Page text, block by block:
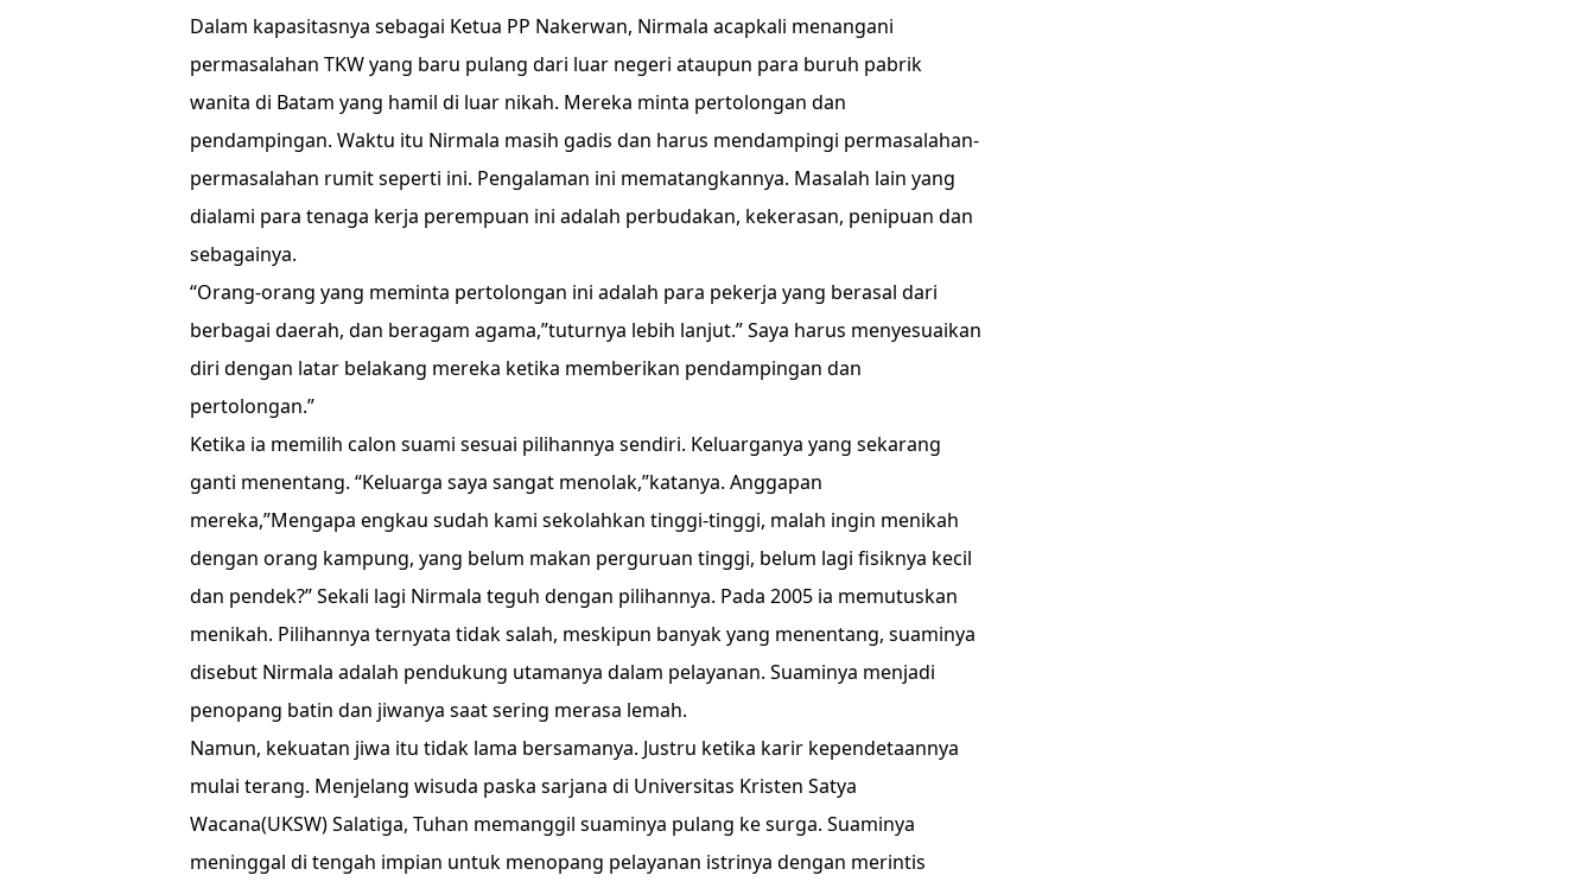
Dalam kapasitasnya sebagai Ketua PP Nakerwan, Nirmala acapkali menangani
permasalahan TKW yang baru pulang dari luar negeri ataupun para buruh pabrik
wanita di Batam yang hamil di luar nikah. Mereka minta pertolongan dan
pendampingan. Waktu itu Nirmala masih gadis dan harus mendampingi permasalahan-
permasalahan rumit seperti ini. Pengalaman ini mematangkannya. Masalah lain yang
dialami para tenaga kerja perempuan ini adalah perbudakan, kekerasan, penipuan dan
sebagainya.
“Orang-orang yang meminta pertolongan ini adalah para pekerja yang berasal dari
berbagai daerah, dan beragam agama,”tuturnya lebih lanjut.” Saya harus menyesuaikan
diri dengan latar belakang mereka ketika memberikan pendampingan dan
pertolongan.”
Ketika ia memilih calon suami sesuai pilihannya sendiri. Keluarganya yang sekarang
ganti menentang. “Keluarga saya sangat menolak,”katanya. Anggapan
mereka,”Mengapa engkau sudah kami sekolahkan tinggi-tinggi, malah ingin menikah
dengan orang kampung, yang belum makan perguruan tinggi, belum lagi fisiknya kecil
dan pendek?” Sekali lagi Nirmala teguh dengan pilihannya. Pada 2005 ia memutuskan
menikah. Pilihannya ternyata tidak salah, meskipun banyak yang menentang, suaminya
disebut Nirmala adalah pendukung utamanya dalam pelayanan. Suaminya menjadi
penopang batin dan jiwanya saat sering merasa lemah.
Namun, kekuatan jiwa itu tidak lama bersamanya. Justru ketika karir kependetaannya
mulai terang. Menjelang wisuda paska sarjana di Universitas Kristen Satya
Wacana(UKSW) Salatiga, Tuhan memanggil suaminya pulang ke surga. Suaminya
meninggal di tengah impian untuk menopang pelayanan istrinya dengan merintis